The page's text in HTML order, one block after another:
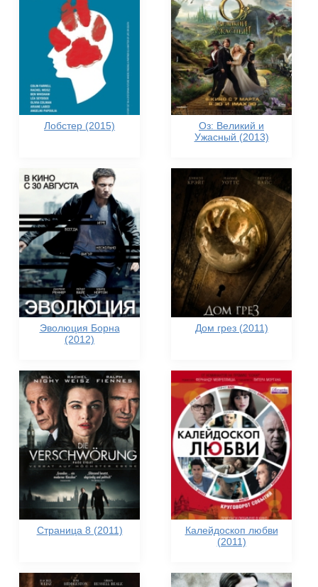
Лобстер (2015)
Оз: Великий и
Ужасный (2013)
Эволюция Борна
(2012)
Дом грез (2011)
Страница 8 (2011)
Калейдоскоп любви
(2011)